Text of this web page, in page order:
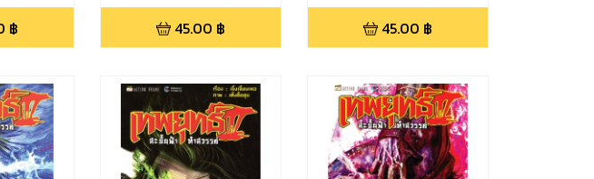
฿ 45.00 ฿ 45.00 ฿